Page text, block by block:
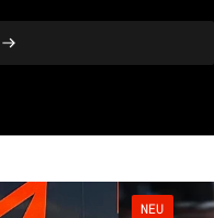
NEU